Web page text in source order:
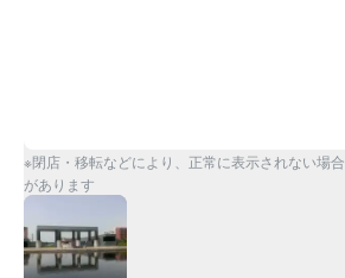
※閉店・移転などにより、正常に表示されない場合
があります